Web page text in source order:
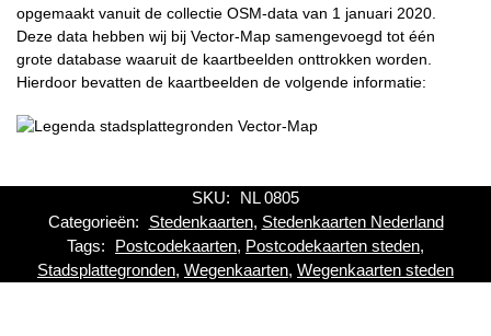
opgemaakt vanuit de collectie OSM-data van 1 januari 2020.
Deze data hebben wij bij Vector-Map samengevoegd tot één
grote database waaruit de kaartbeelden onttrokken worden.
Hierdoor bevatten de kaartbeelden de volgende informatie:
SKU:
NL 0805
Categorieën:
Stedenkaarten, Stedenkaarten Nederland
Tags:
Postcodekaarten, Postcodekaarten steden,
Stadsplattegronden, Wegenkaarten, Wegenkaarten steden